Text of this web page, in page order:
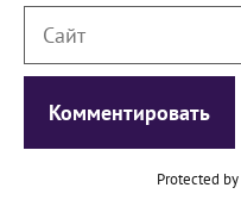
Сайт
Protected by